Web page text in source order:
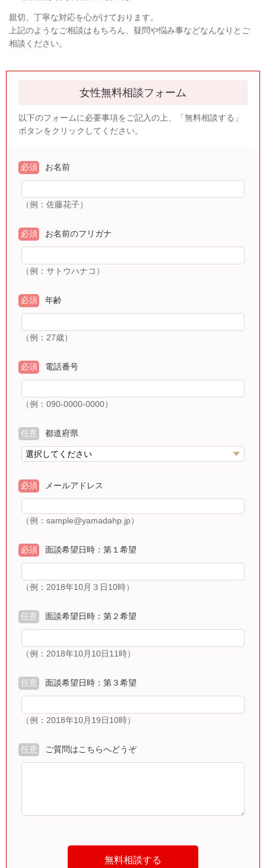
親切、丁寧な対応を心がけております。
上記のようなご相談はもちろん、疑問や悩み事などなんなりとご
相談ください。
女性無料相談フォーム
以下のフォームに必要事項をご記入の上、「無料相談する」
ボタンをクリックしてください。
お名前
必須
（例：佐藤花子）
お名前のフリガナ
必須
（例：サトウハナコ）
年齢
必須
（例：27歳）
電話番号
必須
（例：090-0000-0000）
都道府県
任意
メールアドレス
必須
（例：sample@yamadahp.jp）
面談希望日時：第１希望
必須
（例：2018年10月３日10時）
面談希望日時：第２希望
任意
（例：2018年10月10日11時）
面談希望日時：第３希望
任意
（例：2018年10月19日10時）
ご質問はこちらへどうぞ
任意